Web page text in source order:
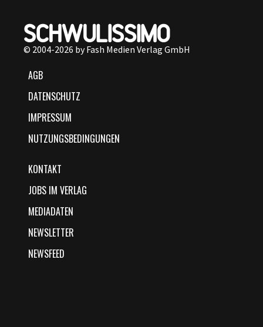
© 2004-2026 by Fash Medien Verlag GmbH
AGB
DATENSCHUTZ
IMPRESSUM
NUTZUNGSBEDINGUNGEN
KONTAKT
JOBS IM VERLAG
MEDIADATEN
NEWSLETTER
NEWSFEED